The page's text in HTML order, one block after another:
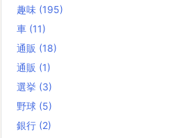
趣味 (195)
車 (11)
通販 (18)
通販 (1)
選挙 (3)
野球 (5)
銀行 (2)